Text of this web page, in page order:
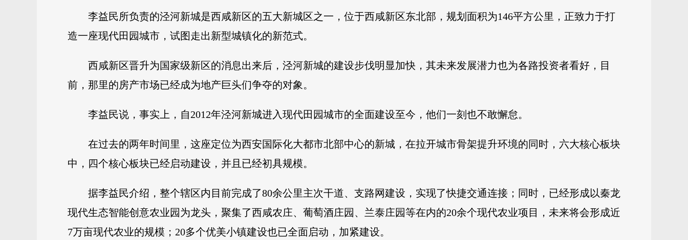
李益民所负责的泾河新城是西咸新区的五大新城区之一，位于西咸新区东北部，规划面积为146平方公里，正致力于打
造一座现代田园城市，试图走出新型城镇化的新范式。
西咸新区晋升为国家级新区的消息出来后，泾河新城的建设步伐明显加快，其未来发展潜力也为各路投资者看好，目
前，那里的房产市场已经成为地产巨头们争夺的对象。
李益民说，事实上，自2012年泾河新城进入现代田园城市的全面建设至今，他们一刻也不敢懈怠。
在过去的两年时间里，这座定位为西安国际化大都市北部中心的新城，在拉开城市骨架提升环境的同时，六大核心板块
中，四个核心板块已经启动建设，并且已经初具规模。
据李益民介绍，整个辖区内目前完成了80余公里主次干道、支路网建设，实现了快捷交通连接；同时，已经形成以秦龙
现代生态智能创意农业园为龙头，聚集了西咸农庄、葡萄酒庄园、兰泰庄园等在内的20余个现代农业项目，未来将会形成近
7万亩现代农业的规模；20多个优美小镇建设也已全面启动，加紧建设。